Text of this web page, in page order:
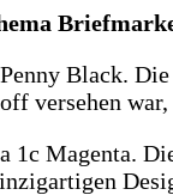
Black.
versehen
Magenta.